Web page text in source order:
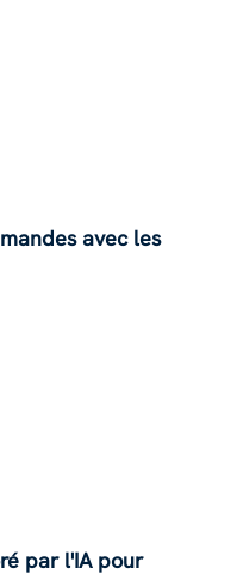
avec les
par l'IA pour